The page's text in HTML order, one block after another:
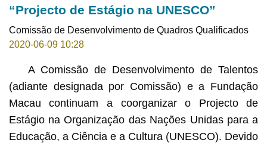
“Projecto de Estágio na UNESCO”
Comissão de Desenvolvimento de Quadros Qualificados
2020-06-09 10:28
A Comissão de Desenvolvimento de Talentos
(adiante designada por Comissão) e a Fundação
Macau continuam a coorganizar o Projecto de
Estágio na Organização das Nações Unidas para a
Educação, a Ciência e a Cultura (UNESCO). Devido